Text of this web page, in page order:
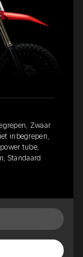
Zwaar
inbegrepen,
tube,
Standaard